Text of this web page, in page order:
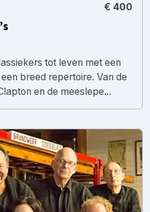
€ 400
tot leven met een
breed repertoire. Van de
en de meeslepe...